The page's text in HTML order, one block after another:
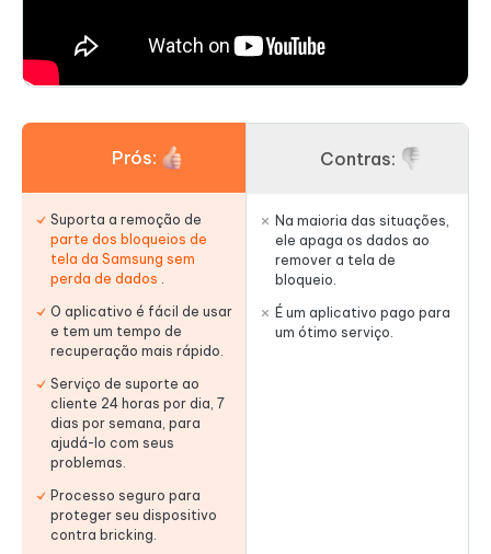
Prós:
Suporta a remoção de
parte dos bloqueios de
tela da Samsung sem
perda de dados
O aplicativo é fácil de usar
e tem um tempo de
recuperação mais rápido.
Serviço de suporte ao
cliente 24 horas por dia, 7
dias por semana, para
ajudá-lo com seus
problemas.
Processo seguro para
proteger seu dispositivo
contra bricking.
Contras:
Na maioria das situações,
ele apaga os dados ao
remover a tela de
bloqueio.
É um aplicativo pago para
um ótimo serviço.